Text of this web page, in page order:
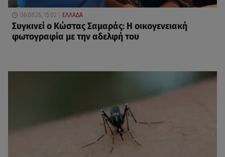
06.08.26, 15:02 ΕΛΛΑΔΑ
Συγκινεί ο Κώστας Σαμαράς: Η οικογενειακή
φωτογραφία με την αδελφή του